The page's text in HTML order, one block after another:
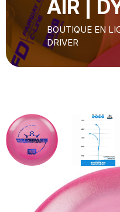
AIR |
BOUTIQUE EN
DRIVER